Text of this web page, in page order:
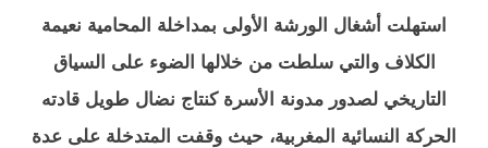
استهلت أشغال الورشة الأولى بمداخلة المحامية نعيمة
الكلاف والتي سلطت من خلالها الضوء على السياق
التاريخي لصدور مدونة الأسرة كنتاج نضال طويل قادته
الحركة النسائية المغربية، حيث وقفت المتدخلة على عدة